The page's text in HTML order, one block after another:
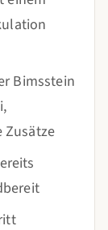
Bimsstein
Zusätze